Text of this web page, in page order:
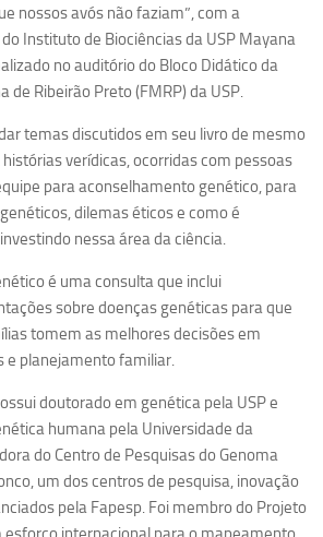
pesquisa encerrados
dos Santos
Ano Sabático Encerrados
Rosa Pereira de Lima
Godoy Bernardo de Oliveira (FDRP)
Eduardo Seron Ruiz
Cristina Severi (FDRP)
de Lima Caneppele
Seniores Encerrados
nossos avós não faziam”, com a
Instituto de Biociências da USP Mayana
no auditório do Bloco Didático da
de Ribeirão Preto (FMRP) da USP.
temas discutidos em seu livro de mesmo
verídicas, ocorridas com pessoas
para aconselhamento genético, para
dilemas éticos e como é
nessa área da ciência.
é uma consulta que inclui
sobre doenças genéticas para que
tomem as melhores decisões em
e planejamento familiar.
doutorado em genética pela USP e
humana pela Universidade da
do Centro de Pesquisas do Genoma
um dos centros de pesquisa, inovação
pela Fapesp. Foi membro do Projeto